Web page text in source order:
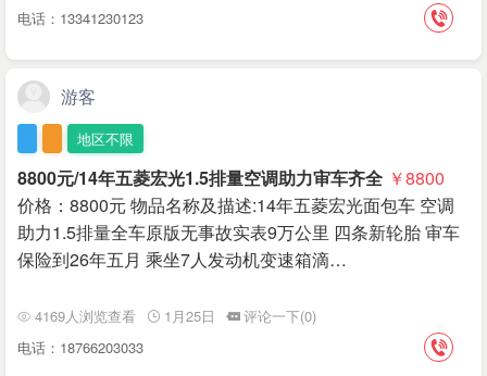
电话：13341230123
游客
地区不限
8800元/14年五菱宏光1.5排量空调助力审车齐全 ￥8800
价格：8800元 物品名称及描述:14年五菱宏光面包车 空调
助力1.5排量全车原版无事故实表9万公里 四条新轮胎 审车
保险到26年五月 乘坐7人发动机变速箱滴…
4169人浏览查看 1月25日
评论一下(0)
电话：18766203033